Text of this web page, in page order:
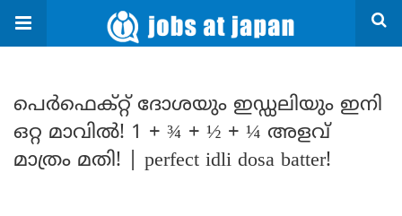
പെർഫെക്റ്റ് ദോശയും ഇഡ്ഡലിയും ഇനി
ഒറ്റ മാവിൽ! 1 + ¾ + ½ + ¼ അളവ്
മാത്രം മതി! | perfect idli dosa batter!